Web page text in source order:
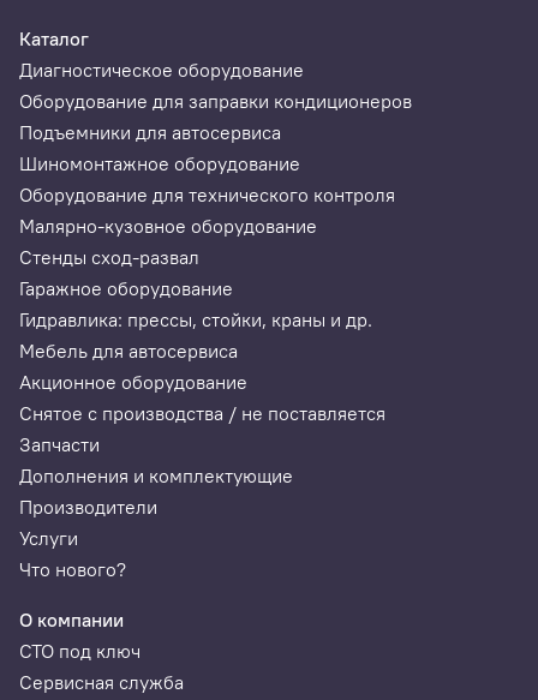
Представлены автомобили мотоциклы грузовики и
спецтехника всех стран мира.
Все виды моторизованной и колесной техники.
Каталог
Диагностическое оборудование
Оборудование для заправки кондиционеров
Подъемники для автосервиса
Шиномонтажное оборудование
Оборудование для технического контроля
Малярно-кузовное оборудование
Стенды сход-развал
Гаражное оборудование
Гидравлика: прессы, стойки, краны и др.
Мебель для автосервиса
Акционное оборудование
Снятое с производства / не поставляется
Запчасти
Дополнения и комплектующие
Производители
Услуги
Что нового?
О компании
СТО под ключ
Сервисная служба